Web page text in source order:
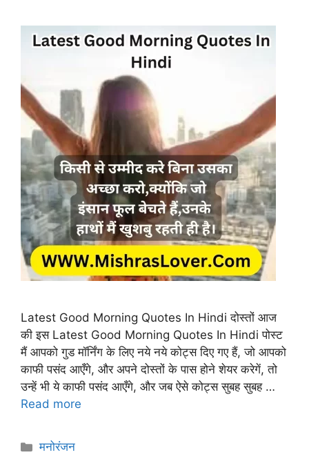
Latest Good Morning Quotes In Hindi दोस्तों आज
की इस Latest Good Morning Quotes In Hindi पोस्ट
मैं आपको गुड मॉर्निंग के लिए नये नये कोट्स दिए गए हैं, जो आपको
काफी पसंद आएँगे, और अपने दोस्तों के पास होने शेयर करेगें, तो
उन्हें भी ये काफी पसंद आएँगे, और जब ऐसे कोट्स सुबह सुबह …
Read more
Categories
मनोरंजन